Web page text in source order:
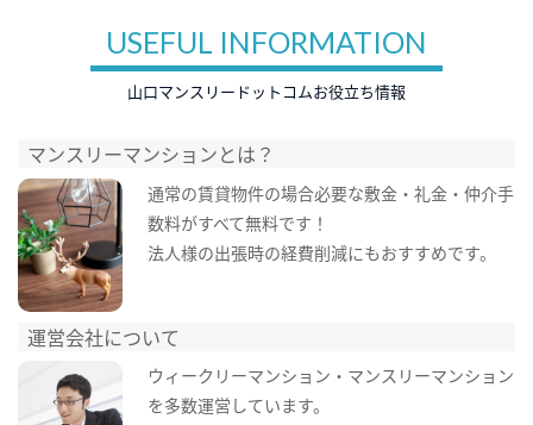
USEFUL INFORMATION
山口マンスリードットコムお役立ち情報
マンスリーマンションとは？
通常の賃貸物件の場合必要な敷金・礼金・仲介手
数料がすべて無料です！
法人様の出張時の経費削減にもおすすめです。
運営会社について
ウィークリーマンション・マンスリーマンション
を多数運営しています。